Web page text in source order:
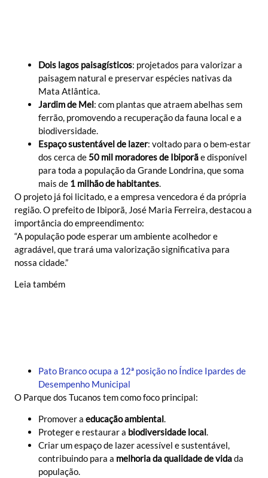
Dois lagos paisagísticos: projetados para valorizar a
paisagem natural e preservar espécies nativas da
Mata Atlântica.
Jardim de Mel: com plantas que atraem abelhas sem
ferrão, promovendo a recuperação da fauna local e a
biodiversidade.
Espaço sustentável de lazer: voltado para o bem-estar
dos cerca de50 mil moradores de Ibiporãe disponível
para toda a população da Grande Londrina, que soma
mais de 1 milhão de habitantes.
O projeto já foi licitado, e a empresa vencedora é da própria
região. O prefeito de Ibiporã, José Maria Ferreira, destacou a
importância do empreendimento:
“A população pode esperar um ambiente acolhedor e
agradável, que trará uma valorização significativa para
nossa cidade.”
Leia também
Pato Branco ocupa a 12ª posição no Índice Ipardes de
Desempenho Municipal
O Parque dos Tucanos tem como foco principal:
Promover a educação ambiental.
Proteger e restaurar a biodiversidade local.
Criar um espaço de lazer acessível e sustentável,
contribuindo para a melhoria da qualidade de vidada
população.